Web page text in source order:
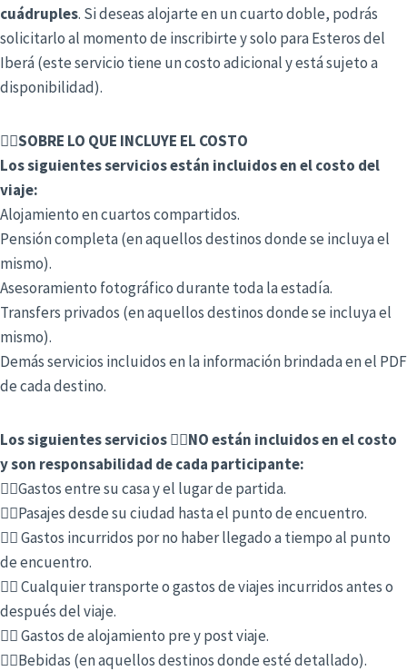
cuádruples. Si deseas alojarte en un cuarto doble, podrás
solicitarlo al momento de inscribirte y solo para Esteros del
Iberá (este servicio tiene un costo adicional y está sujeto a
disponibilidad).
👉🏻SOBRE LO QUE INCLUYE EL COSTO
Los siguientes servicios están incluidos en el costo del
viaje:
Alojamiento en cuartos compartidos.
Pensión completa (en aquellos destinos donde se incluya el
mismo).
Asesoramiento fotográfico durante toda la estadía.
Transfers privados (en aquellos destinos donde se incluya el
mismo).
Demás servicios incluidos en la información brindada en el PDF
de cada destino.
Los siguientes servicios 👉🏻NO están incluidos en el costo
y son responsabilidad de cada participante:
👉🏻Gastos entre su casa y el lugar de partida.
👉🏻Pasajes desde su ciudad hasta el punto de encuentro.
👉🏻 Gastos incurridos por no haber llegado a tiempo al punto
de encuentro.
👉🏻 Cualquier transporte o gastos de viajes incurridos antes o
después del viaje.
👉🏻 Gastos de alojamiento pre y post viaje.
👉🏻Bebidas (en aquellos destinos donde esté detallado).